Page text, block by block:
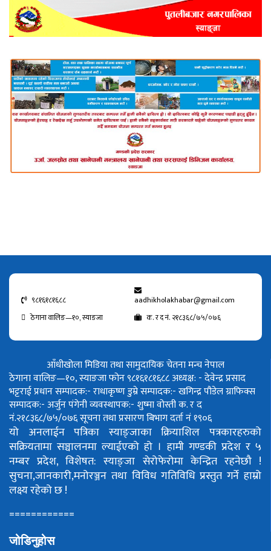
९८१६१८१६८८
aadhikholakhabar@gmail.com
ठेगाना वालिङ—१०, स्याङजा
क. र द नं. २१८३६८/७५/०७६
आँधीखोला मिडिया तथा सामुदायिक चेतना मन्च नेपाल
ठेगाना वालिङ—१०, स्याङजा फोन ९८१६१८१६८८अध्यक्ष: - देवेन्द्र प्रसाद
भट्टराईप्रधान सम्पादक:- राधाकृष्ण डुम्रेसम्पादक:- खगिन्द्र पौडेलग्राफिक्स
सम्पादक:- अर्जुन पंगेनीव्यवस्थापक:- शुष्मा वोस्तीक. र द
नं.२१८३६८/७५/०७६सूचना तथा प्रसारण बिभाग दर्ता नं १९०६
यो अनलाईन पत्रिका स्याङ्जाका क्रियाशिल पत्रकारहरुको
सक्रियतामा सञ्चालनमा ल्याईएको हो । हामी गण्डकी प्रदेश र ५
नम्बर प्रदेश, विशेषत: स्याङ्जा सेरोफेरोमा केन्द्रित रहनेछौ !
सुचना,जानकारी,मनोरञ्जन तथा विविध गतिविधि प्रस्तुत गर्ने हाम्रो
लक्ष्य रहेको छ !
============
जोडिनुहोस